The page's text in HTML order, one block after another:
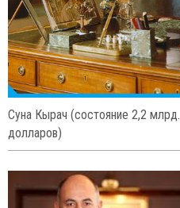
Суна Кырач (состояние 2,2 млрд.
долларов)